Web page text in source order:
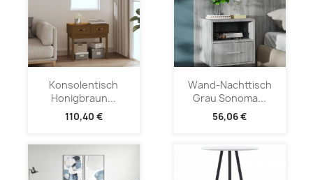
Konsolentisch
Honigbraun...
110,40 €
Wand-Nachttisch
Grau Sonoma...
56,06 €